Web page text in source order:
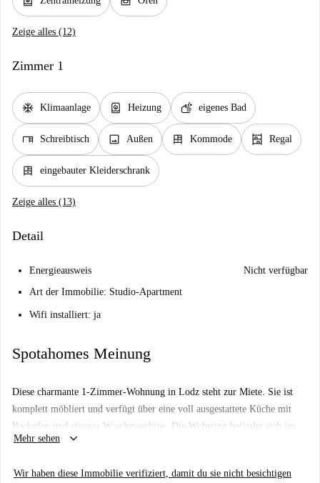
Zeige alles (12)
Zimmer 1
ac_unit Klimaanlage water_heater Heizung soap eigenes Bad
desk Schreibtisch image Außen dresser Kommode shelves Regal
dresser eingebauter Kleiderschrank
Zeige alles (13)
Detail
Energieausweis
Nicht verfügbar
Art der Immobilie: Studio-Apartment
Wifi installiert: ja
Spotahomes Meinung
Diese charmante 1-Zimmer-Wohnung in Lodz steht zur Miete. Sie ist
komplett möbliert und verfügt über eine voll ausgestattete Küche mit
Backofen und eigener Waschmaschine. Die Wohnung befindet sich im
Innenbereich und ist bequem mit dem Aufzug erreichbar. Für ein
Bitte beachten Sie, dass dieses Angebot von einem Mitarbeiter von
Mehr sehen keyboard_arrow_down
Wir haben diese Immobilie verifiziert, damit du sie nicht besichtigen